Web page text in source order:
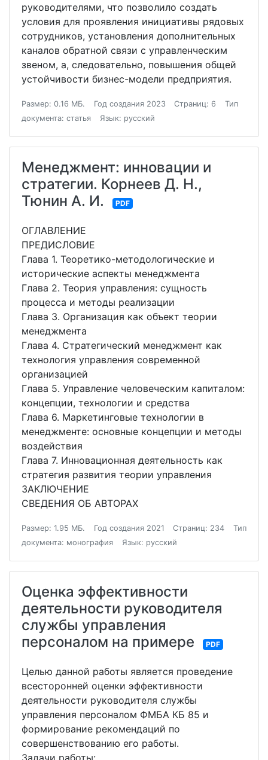
руководителями, что позволило создать
условия для проявления инициативы рядовых
сотрудников, установления дополнительных
каналов обратной связи с управленческим
звеном, а, следовательно, повышения общей
устойчивости бизнес-модели предприятия.
Размер: 0.16 МБ. Год создания 2023 Страниц: 6
Тип
документа: статья
Язык: русский
Менеджмент: инновации и
стратегии. Корнеев Д. Н.,
Тюнин А. И.
PDF
ОГЛАВЛЕНИЕ
ПРЕДИСЛОВИЕ
Глава 1. Теоретико-методологические и
исторические аспекты менеджмента
Глава 2. Теория управления: сущность
процесса и методы реализации
Глава 3. Организация как объект теории
менеджмента
Глава 4. Стратегический менеджмент как
технология управления современной
организацией
Глава 5. Управление человеческим капиталом:
концепции, технологии и средства
Глава 6. Маркетинговые технологии в
менеджменте: основные концепции и методы
воздействия
Глава 7. Инновационная деятельность как
стратегия развития теории управления
ЗАКЛЮЧЕНИЕ
СВЕДЕНИЯ ОБ АВТОРАХ
Размер: 1.95 МБ. Год создания 2021 Страниц: 234
Тип
документа: монография
Язык: русский
Оценка эффективности
деятельности руководителя
службы управления
персоналом на примере
PDF
Целью данной работы является проведение
всесторонней оценки эффективности
деятельности руководителя службы
управления персоналом ФМБА КБ 85 и
формирование рекомендаций по
совершенствованию его работы.
Задачи работы: